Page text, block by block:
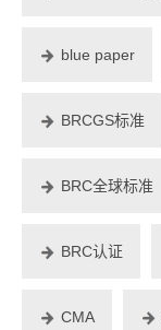
blue paper
BRCGS标准
BRC全球标准
BRC认证
CMA